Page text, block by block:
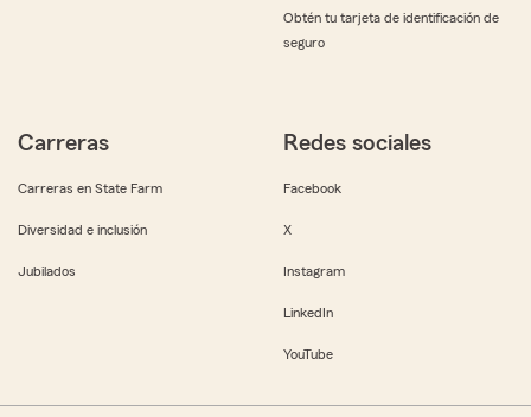
Obtén tu tarjeta de identificación de
seguro
Carreras
Carreras en State Farm
Diversidad e inclusión
Jubilados
Redes sociales
Facebook
X
Instagram
LinkedIn
YouTube